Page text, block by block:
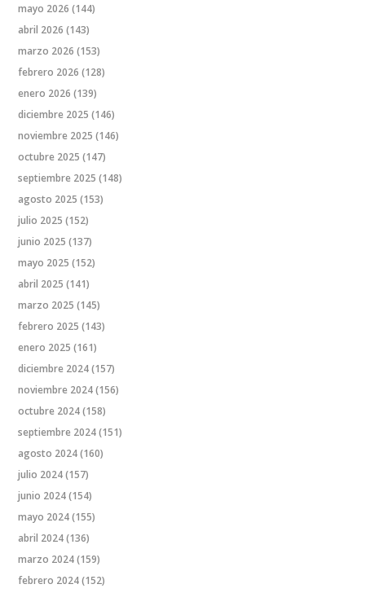
mayo 2026 (144)
abril 2026 (143)
marzo 2026 (153)
febrero 2026 (128)
enero 2026 (139)
diciembre 2025 (146)
noviembre 2025 (146)
octubre 2025 (147)
septiembre 2025 (148)
agosto 2025 (153)
julio 2025 (152)
junio 2025 (137)
mayo 2025 (152)
abril 2025 (141)
marzo 2025 (145)
febrero 2025 (143)
enero 2025 (161)
diciembre 2024(157)
noviembre 2024(156)
octubre 2024(158)
septiembre 2024(151)
agosto 2024(160)
julio 2024(157)
junio 2024(154)
mayo 2024(155)
abril 2024(136)
marzo 2024(159)
febrero 2024(152)